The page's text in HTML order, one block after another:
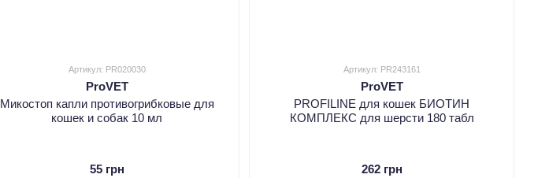
Артикул: PR020030
ProVET
Микостоп капли противогрибковые для
кошек и собак 10 мл
55 грн
Артикул: PR243161
ProVET
PROFILINE для кошек БИОТИН
КОМПЛЕКС для шерсти 180 табл
262 грн